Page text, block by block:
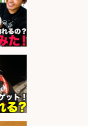
草
フ
草
クス